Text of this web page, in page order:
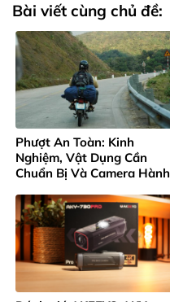
Bài viết cùng chủ đề:
Phượt An Toàn: Kinh
Nghiệm, Vật Dụng Cần
Chuẩn Bị Và Camera Hành